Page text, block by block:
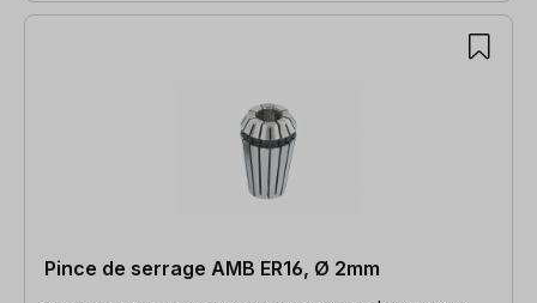
Pince de serrage AMB ER16, Ø 2mm